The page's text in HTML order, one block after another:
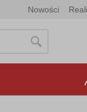
Nowości